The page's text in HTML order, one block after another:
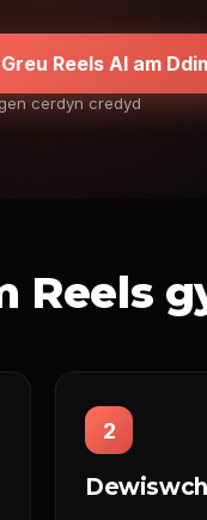
Reels AI am
cerdyn credyd
Reels
2